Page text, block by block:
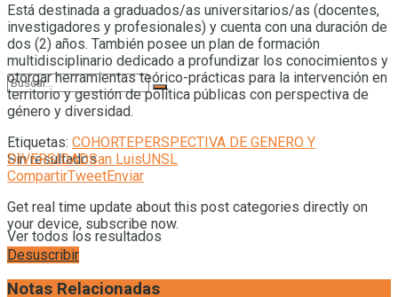
Sin resultados
Ver todos los resultados
Está destinada a graduados/as universitarios/as (docentes,
investigadores y profesionales) y cuenta con una duración de
dos (2) años. También posee un plan de formación
multidisciplinario dedicado a profundizar los conocimientos y
otorgar herramientas teórico-prácticas para la intervención en
territorio y gestión de política públicas con perspectiva de
género y diversidad.
Etiquetas: COHORTEPERSPECTIVA DE GENERO Y
DIVERSIDADSan LuisUNSL
CompartirTweetEnviar
Get real time update about this post categories directly on
your device, subscribe now.
Desuscribir
Notas Relacionadas